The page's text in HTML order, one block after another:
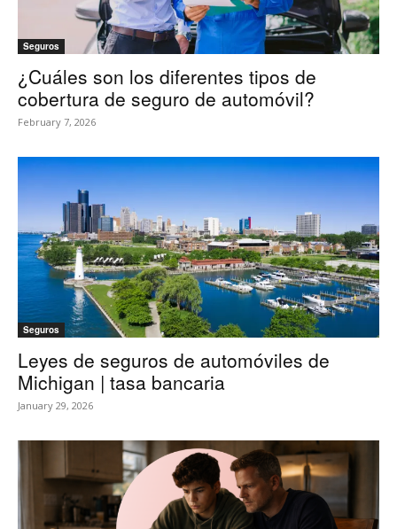
Seguros
¿Cuáles son los diferentes tipos de
cobertura de seguro de automóvil?
February 7, 2026
Seguros
Leyes de seguros de automóviles de
Michigan | tasa bancaria
January 29, 2026